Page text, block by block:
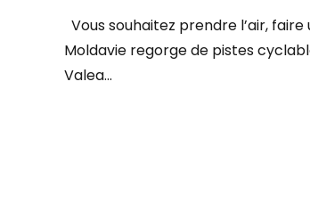
Vous souhaitez prendre l’air,
Moldavie regorge de pistes
Valea...